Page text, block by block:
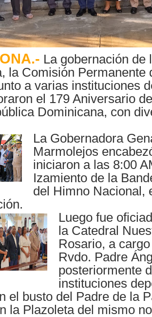
La gobernación de
la Comisión Permanente
a varias instituciones
el 179 Aniversario
Dominicana, con
La Gobernadora
Marmolejos
iniciaron a las 8:00
Izamiento de la
del Himno Nacional,
Luego fue
la Catedral
Rosario, a
Rvdo. Padre
posteriormente
instituciones
el busto del Padre de la
la Plazoleta del mismo